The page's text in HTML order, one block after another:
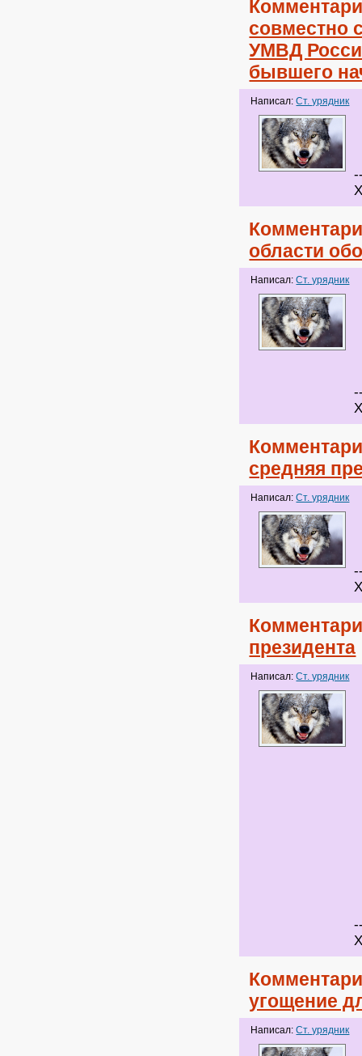
совместно
УМВД
бывшего
Написал:Ст. урядник
области
Написал:Ст. урядник
средняя
Написал:Ст. урядник
президента
Написал:Ст. урядник
угощение
Написал:Ст. урядник